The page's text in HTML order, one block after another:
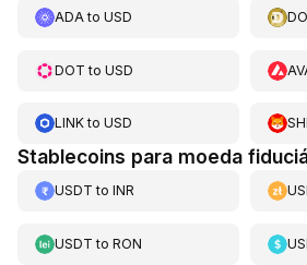
ADAto USD
DOT to USD
LINKto USD
Stablecoins para moeda
USDT to INR
USDT to RON